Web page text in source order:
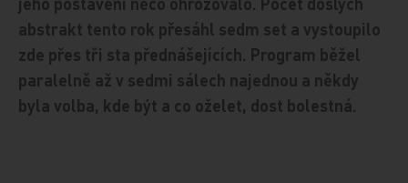
abstrakt tento rok přesáhl sedm set a vystoupilo
zde přes tři sta přednášejících. Program běžel
paralelně až v sedmi sálech najednou a někdy
byla volba, kde být a co oželet, dost bolestná.